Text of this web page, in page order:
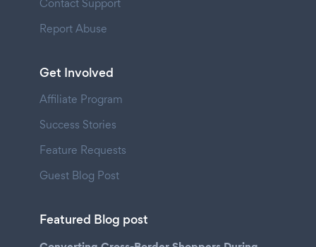
Contact Support
Report Abuse
Get Involved
Affiliate Program
Success Stories
Feature Requests
Guest Blog Post
Featured Blog post